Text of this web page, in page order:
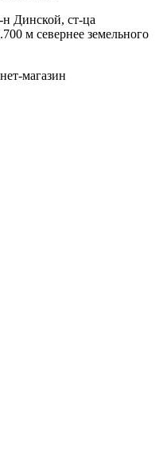
Динской, ст-ца
м севернее земельного
магазин